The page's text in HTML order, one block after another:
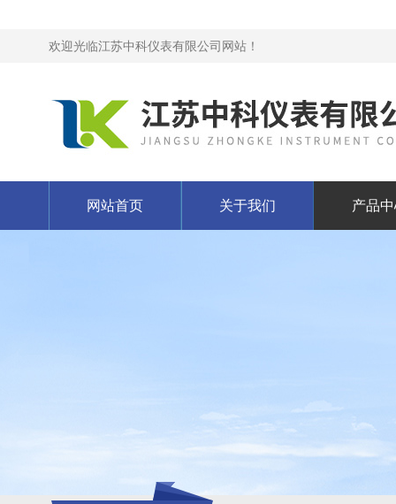
欢迎光临江苏中科仪表有限公司网站！
网站首页 关于我们 产品